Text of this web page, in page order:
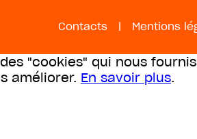
Contacts | Mentions
"cookies" qui nous
améliorer. En savoir plus.